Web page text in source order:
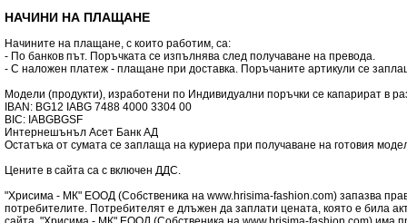
НАЧИНИ НА ПЛАЩАНЕ
Начините на плащане, с които работим, са:
- По банков път. Поръчката се изпълнява след получаване на превода.
- С наложен платеж - плащане при доставка. Поръчаните артикули се
Модели (продукти), изработени по Индивидуални поръчки се капарират в
IBAN: BG12 IABG 7488 4000 3304 00
BIC: IABGBGSF
Интернешънъл Асет Банк АД
Остатъка от сумата се заплаща на куриера при получаване на готовия
Цените в сайта са с включен ДДС.
"Хрисима - МК" ЕООД (Собственика на www.hrisima-fashion.com) запазва
потребителите. Потребителят е длъжен да заплати цената, която е била